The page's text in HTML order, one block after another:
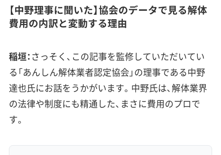
【中野理事に聞いた】協会のデータで見る解体
費用の内訳と変動する理由
稲垣：さっそく、この記事を監修していただいてい
る「あんしん解体業者認定協会」の理事である中野
達也氏にお話をうかがいます。中野氏は、解体業界
の法律や制度にも精通した、まさに費用のプロで
す。